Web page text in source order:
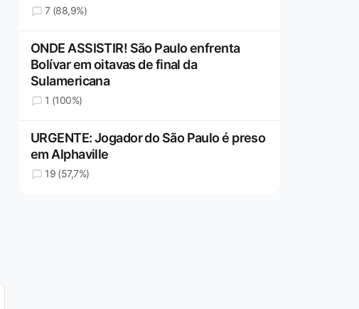
7 (88,9%)
ONDE ASSISTIR! São Paulo enfrenta
Bolívar em oitavas de final da
Sulamericana
1 (100%)
URGENTE: Jogador do São Paulo é preso
em Alphaville
19 (57,7%)